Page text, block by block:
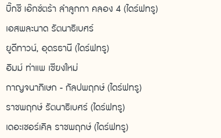
บิ๊กซี เอ๊กซ์ตร้า ลำลูกกา คลอง 4 (ไดร์ฟทรู)
เอสพละนาด รัตนาธิเบศร์
ยูดีทาวน์, อุดรธานี (ไดร์ฟทรู)
อิมม์ ท่าแพ เชียงใหม่
กาญจนาภิเษก - กัลปพฤกษ์ (ไดร์ฟทรู)
ราชพฤกษ์ รัตนาธิเบศร์ (ไดร์ฟทรู)
เดอะเซอร์เคิล ราชพฤกษ์ (ไดร์ฟทรู)